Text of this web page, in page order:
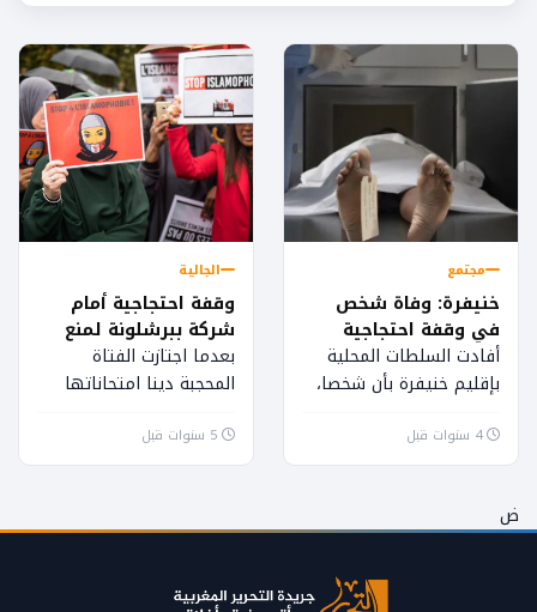
مجتمع
خنيفرة: وفاة شخص
في وقفة احتجاجية
أفادت السلطات المحلية
بإقليم خنيفرة بأن شخصا،
سنة، وافته المنية مساء
اليوم الجمعة، إثر عارض...
4 سنوات قبل
الجالية
وقفة احتجاجية أمام
شركة ببرشلونة لمنع
فتاة ترتدي الحجاب من
مزاولة عملها
بعدما اجتازت الفتاة
المحجبة دينا امتحاناتها
ESPACIAL تتفاجئ بعدم
قبولها من طرف الموارد
وذلك...
ض